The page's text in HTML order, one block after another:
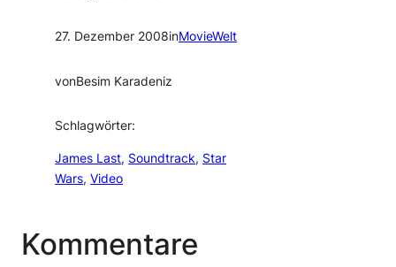
27. Dezember 2008inMovieWelt
vonBesim Karadeniz
Schlagwörter:
James Last, Soundtrack, Star
Wars, Video
Kommentare